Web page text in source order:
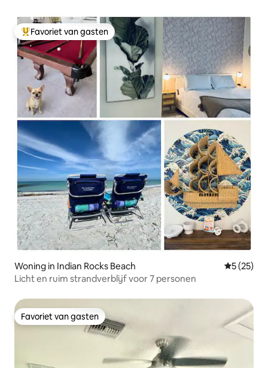
Topfavoriet van gasten
Favoriet van gasten
Woning in Indian Rocks Beach
5 (25)
Licht en ruim strandverblijf voor 7 personen
Favoriet van gasten
Favoriet van gasten